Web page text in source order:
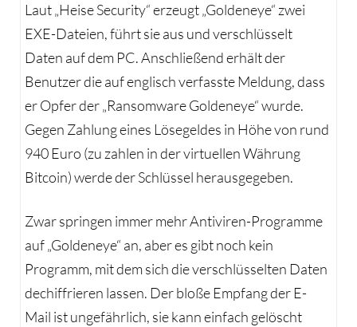
Laut „Heise Security“ erzeugt „Goldeneye“ zwei
EXE-Dateien, führt sie aus und verschlüsselt
Daten auf dem PC. Anschließend erhält der
Benutzer die auf englisch verfasste Meldung, dass
er Opfer der „Ransomware Goldeneye“ wurde.
Gegen Zahlung eines Lösegeldes in Höhe von rund
940 Euro (zu zahlen in der virtuellen Währung
Bitcoin) werde der Schlüssel herausgegeben.
Zwar springen immer mehr Antiviren-Programme
auf „Goldeneye“ an, aber es gibt noch kein
Programm, mit dem sich die verschlüsselten Daten
dechiffrieren lassen. Der bloße Empfang der E-
Mail ist ungefährlich, sie kann einfach gelöscht